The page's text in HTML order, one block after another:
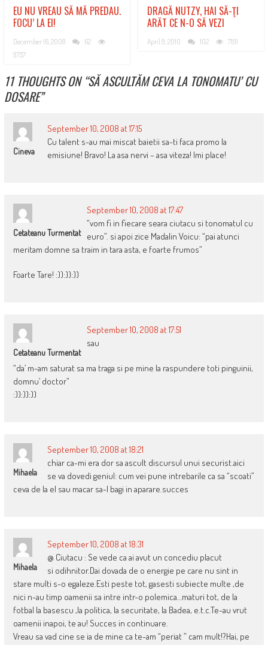
EU NU VREAU SĂ MĂ PREDAU.
FOCU’ LA EI!
December 16, 2008
62
9757
DRAGĂ NUTZY, HAI SĂ-ŢI
ARĂT CE N-O SĂ VEZI
April 9, 2010 102 7191
11 THOUGHTS ON “SĂ ASCULTĂM CEVA LA TONOMATU’ CU
DOSARE”
Cineva
September 10, 2008 at 17:15
Cu talent s-au mai miscat baietii sa-ti faca promo la
emisiune! Bravo! La asa nervi – asa viteza! Imi place!
Cetateanu Turmentat
September 10, 2008 at 17:47
“vom fi in fiecare seara ciutacu si tonomatul cu
euro”. si apoi zice Madalin Voicu: “pai atunci
meritam domne sa traim in tara asta, e foarte frumos”
Foarte Tare! :)):)):))
Cetateanu Turmentat
September 10, 2008 at 17:51
sau
“da’ m-am saturat sa ma traga si pe mine la raspundere toti pinguinii,
domnu’ doctor”
:)):)):))
Mihaela
September 10, 2008 at 18:21
chiar ca-mi era dor sa ascult discursul unui securist.aici
se va dovedi geniul: cum vei pune intrebarile ca sa “scoati”
ceva de la el sau macar sa-l bagi in aparare.succes
Mihaela
September 10, 2008 at 18:31
@ Ciutacu : Se vede ca ai avut un concediu placut
si odihnitor.Dai dovada de o energie pe care nu sint in
stare multi s-o egaleze.Esti peste tot, gasesti subiecte multe ,de
nici n-au timp oamenii sa intre intr-o polemica…maturi tot, de la
fotbal la basescu ,la politica, la securitate, la Badea, e.t.c.Te-au vrut
oamenii inapoi, te au! Succes in continuare.
Vreau sa vad cine se ia de mine ca te-am “periat ” cam mult!?Hai, pe